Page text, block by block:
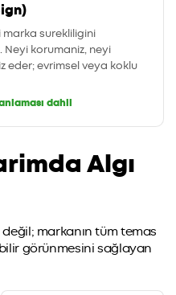
marka surekliligini
korumaniz, neyi
eder; evrimsel veya koklu
dahil
Algı
markanın tüm temas
görünmesini sağlayan